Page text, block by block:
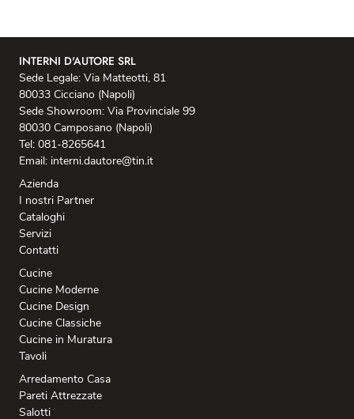
INTERNI D'AUTORE SRL
Sede Legale: Via Matteotti, 81
80033 Cicciano (Napoli)
Sede Showroom: Via Provinciale 99
80030 Camposano (Napoli)
Tel: 081-8265641
Email: interni.dautore@tin.it
Azienda
I nostri Partner
Cataloghi
Servizi
Contatti
Cucine
Cucine Moderne
Cucine Design
Cucine Classiche
Cucine in Muratura
Tavoli
Arredamento Casa
Pareti Attrezzate
Salotti